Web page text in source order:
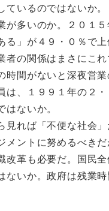
ているのではないか。
多いのか。２０１
る」が４９・０％で
者の関係はまさにこれ
間がないと深夜営
は、１９９１年の２
ないか。
れば「不便な社会
メントに努めるべき
改革も必要だ。国民
ないか。政府は残業